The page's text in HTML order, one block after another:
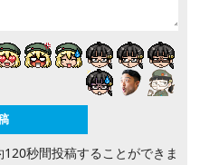
秒間投稿することができま